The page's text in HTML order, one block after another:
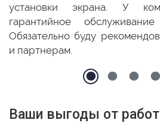
установки экрана. У
гарантийное
Обязательно буду
и партнерам.
Ваши выгоды от